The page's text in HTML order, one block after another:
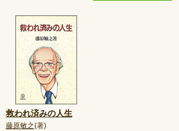
救われ済みの人生
藤原敏之(著)